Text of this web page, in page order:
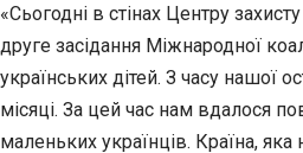
«Сьогодні в стінах Центру
друге засідання Міжнародної
українських дітей. З часу нашої
місяці. За цей час нам вдалося
маленьких українців. Країна,